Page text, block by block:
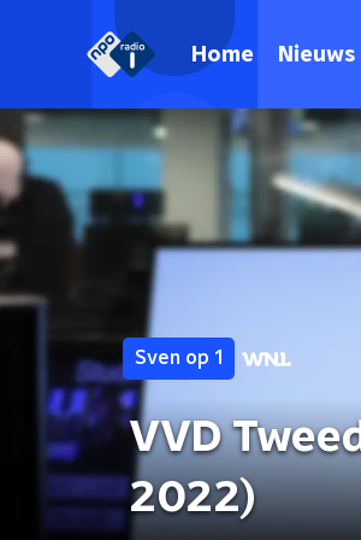
Home Nieuws
Sven op 1
VVD
2022)